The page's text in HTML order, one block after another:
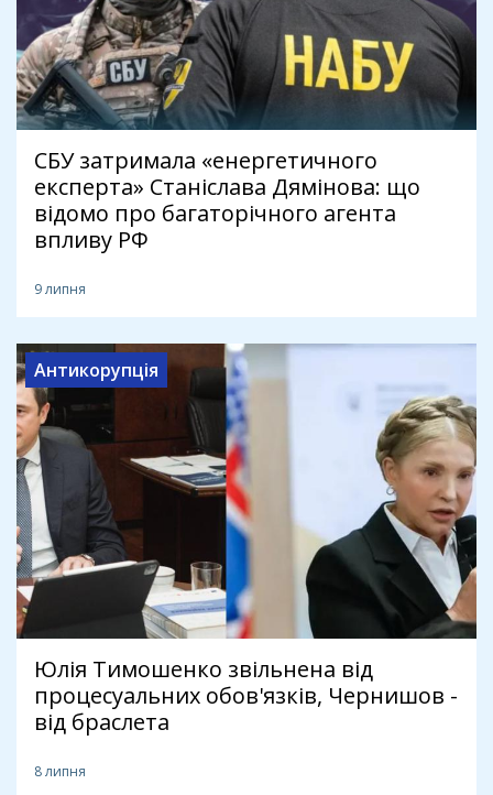
СБУ затримала «енергетичного
експерта» Станіслава Дямінова: що
відомо про багаторічного агента
впливу РФ
9 липня
Антикорупція
Юлія Тимошенко звільнена від
процесуальних обов'язків, Чернишов -
від браслета
8 липня